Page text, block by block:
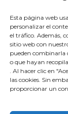
Esta página web
personalizar el
el tráfico. Además,
sitio web con
pueden combinarla
o que hayan
. Al hacer clic en
las cookies. Sin
proporcionar un